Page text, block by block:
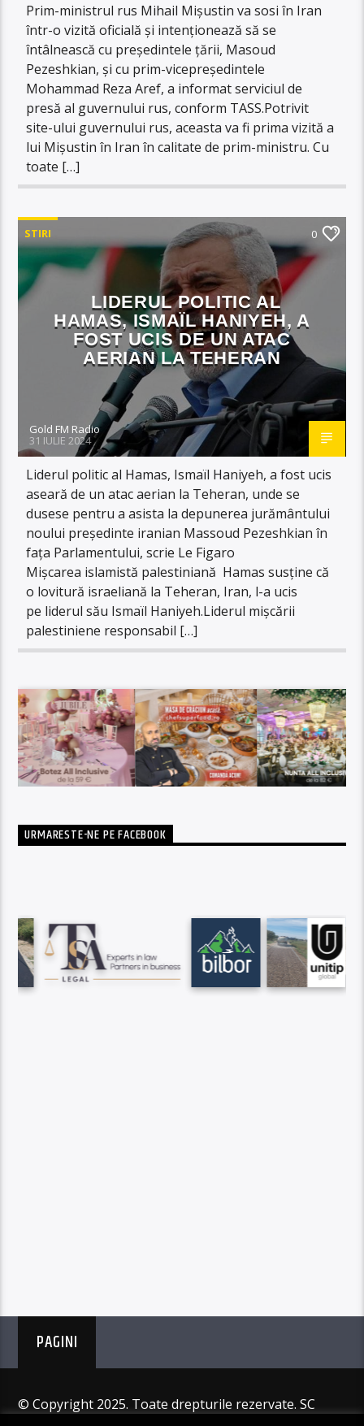
Prim-ministrul rus Mihail Mișustin va sosi în Iran
într-o vizită oficială și intenționează să se
întâlnească cu președintele țării, Masoud
Pezeshkian, și cu prim-vicepreședintele
Mohammad Reza Aref, a informat serviciul de
presă al guvernului rus, conform TASS.Potrivit
site-ului guvernului rus, aceasta va fi prima vizită a
lui Mișustin în Iran în calitate de prim-ministru. Cu
toate […]
STIRI 0
LIDERUL POLITIC AL
HAMAS, ISMAÏL HANIYEH, A
FOST UCIS DE UN ATAC
AERIAN LA TEHERAN
Gold FM Radio
31 IULIE 2024
Liderul politic al Hamas, Ismaïl Haniyeh, a fost ucis
aseară de un atac aerian la Teheran, unde se
dusese pentru a asista la depunerea jurământului
noului președinte iranian Massoud Pezeshkian în
fața Parlamentului, scrie Le Figaro
Mișcarea islamistă palestiniană Hamas susține că
o lovitură israeliană la Teheran, Iran, l-a ucis
pe liderul său Ismaïl Haniyeh.Liderul mișcării
palestiniene responsabil […]
URMARESTE-NE PE FACEBOOK
PAGINI
© Copyright 2025. Toate drepturile rezervate. SC